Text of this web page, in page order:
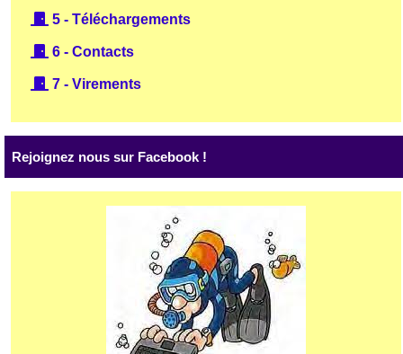
5 - Téléchargements
6 - Contacts
7 - Virements
Rejoignez nous sur Facebook !